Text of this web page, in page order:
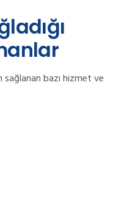
sağlanan bazı hizmet ve